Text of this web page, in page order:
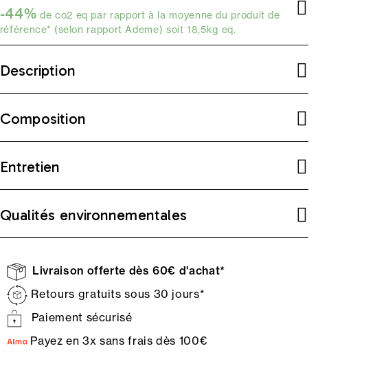
-44% de co2 eq par rapport à la moyenne du produit de
référence* (selon rapport Ademe) soit 18,5kg eq.
Description
Composition
Entretien
Qualités environnementales
Livraison offerte dès 60€ d'achat*
Retours gratuits sous 30 jours*
Paiement sécurisé
Payez en 3x sans frais dès 100€